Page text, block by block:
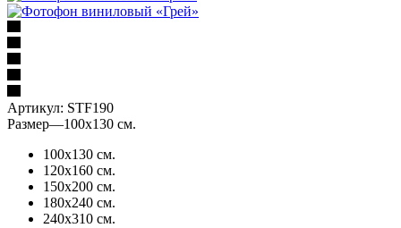
Артикул: STF190
Размер—100х130 см.
100х130 см.
120х160 см.
150х200 см.
180х240 см.
240х310 см.